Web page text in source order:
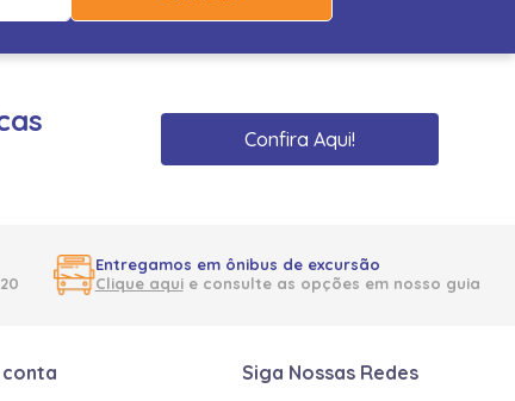
Confira Aqui!
Entregamos em ônibus de excursão
Clique aquie consulte as opções em nosso guia
conta Siga Nossas Redes